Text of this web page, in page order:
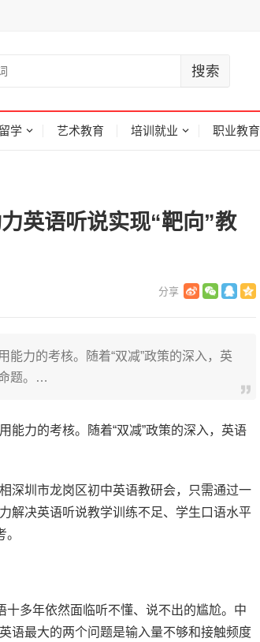
学 艺术教育 培训就业 职业教育
英语听说实现“靶向”教
力的考核。随着“双减”政策的深入，英
题。…
能力的考核。随着“双减”政策的深入，英语
深圳市龙岗区初中英语教研会，只需通过一
解决英语听说教学训练不足、学生口语水平
十多年依然面临听不懂、说不出的尴尬。中
语最大的两个问题是输入量不够和接触频度